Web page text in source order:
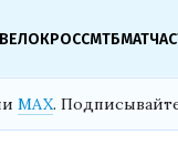
ВЕЛОКРОССМТБ
MAX.